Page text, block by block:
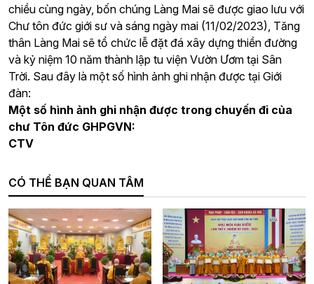
chiều cùng ngày, bốn chúng Làng Mai sẽ được giao lưu với
Chư tôn đức giới sư và sáng ngày mai (11/02/2023), Tăng
thân Làng Mai sẽ tổ chức lễ đặt đá xây dựng thiền đường
và kỷ niệm 10 năm thành lập tu viện Vườn Ươm tại Sân
Trời. Sau đây là một số hình ảnh ghi nhận được tại Giới
đàn:
Một số hình ảnh ghi nhận được trong chuyến đi của
chư Tôn đức GHPGVN:
CTV
CÓ THỂ BẠN QUAN TÂM